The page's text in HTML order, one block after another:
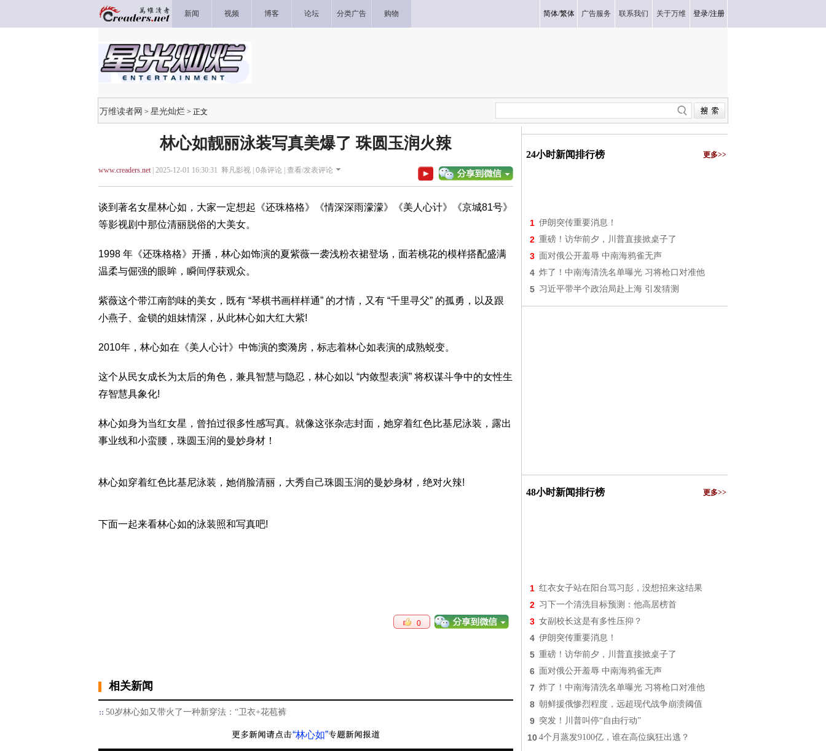
新闻 视频 博客 论坛 分类广告 购物 简体/繁体 广告服务 联系我们 关于万维 登录/注册
万维读者网 > 星光灿烂 > 正文
林心如靓丽泳装写真美爆了 珠圆玉润火辣
www.creaders.net| 2025-12-01 16:30:31 释凡影视 | 0条评论 | 查看/发表评论
谈到著名女星林心如，大家一定想起《还珠格格》《情深深雨濛濛》《美人心计》《京城81号》
等影视剧中那位清丽脱俗的大美女。
1998 年《还珠格格》开播，林心如饰演的夏紫薇一袭浅粉衣裙登场，面若桃花的模样搭配盛满
温柔与倔强的眼眸，瞬间俘获观众。
紫薇这个带江南韵味的美女，既有 “琴棋书画样样通” 的才情，又有 “千里寻父” 的孤勇，以及跟
小燕子、金锁的姐妹情深，从此林心如大红大紫!
2010年，林心如在《美人心计》中饰演的窦漪房，标志着林心如表演的成熟蜕变。
这个从民女成长为太后的角色，兼具智慧与隐忍，林心如以 “内敛型表演” 将权谋斗争中的女性生
存智慧具象化!
林心如身为当红女星，曾拍过很多性感写真。就像这张杂志封面，她穿着红色比基尼泳装，露出
事业线和小蛮腰，珠圆玉润的曼妙身材！
林心如穿着红色比基尼泳装，她俏脸清丽，大秀自己珠圆玉润的曼妙身材，绝对火辣!
下面一起来看林心如的泳装照和写真吧!
0
相关新闻
50岁林心如又带火了一种新穿法：“卫衣+花苞裤
“林心如”
24小时新闻排行榜 更多>>
1 伊朗突传重要消息！
2 重磅！访华前夕，川普直接掀桌子了
3 面对俄公开羞辱 中南海鸦雀无声
4 炸了！中南海清洗名单曝光 习将枪口对准他
5 习近平带半个政治局赴上海 引发猜测
48小时新闻排行榜 更多>>
1 红衣女子站在阳台骂习彭，没想招来这结果
2 习下一个清洗目标预测：他高居榜首
3 女副校长这是有多性压抑？
4 伊朗突传重要消息！
5 重磅！访华前夕，川普直接掀桌子了
6 面对俄公开羞辱 中南海鸦雀无声
7 炸了！中南海清洗名单曝光 习将枪口对准他
8 朝鲜援俄惨烈程度，远超现代战争崩溃阈值
9 突发！川普叫停“自由行动”
10 4个月蒸发9100亿，谁在高位疯狂出逃？